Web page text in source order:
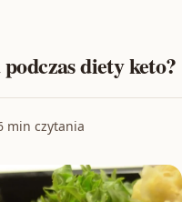
diety keto?
min czytania